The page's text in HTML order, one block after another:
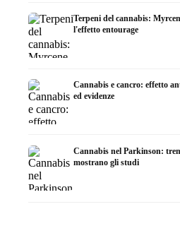
Terpeni del cannabis:
l'effetto entourage
Cannabis e cancro: effetto
ed evidenze
Cannabis nel Parkinson:
mostrano gli studi